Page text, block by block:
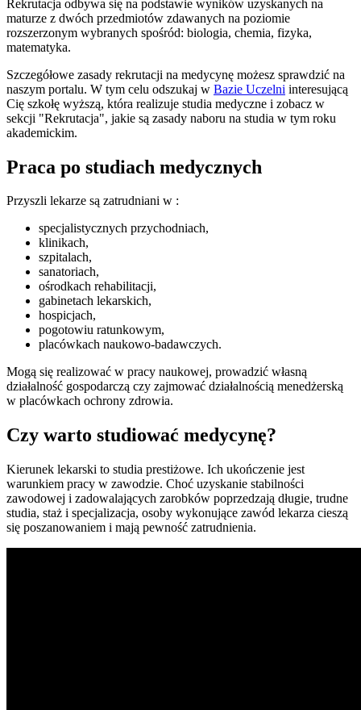
Rekrutacja odbywa się na podstawie wyników uzyskanych na
maturze z dwóch przedmiotów zdawanych na poziomie
rozszerzonym wybranych spośród: biologia, chemia, fizyka,
matematyka.
Szczegółowe zasady rekrutacji na medycynę możesz sprawdzić na
naszym portalu. W tym celu odszukaj w Bazie Uczelni interesującą
Cię szkołę wyższą, która realizuje studia medyczne i zobacz w
sekcji "Rekrutacja", jakie są zasady naboru na studia w tym roku
akademickim.
Praca po studiach medycznych
Przyszli lekarze są zatrudniani w :
specjalistycznych przychodniach,
klinikach,
szpitalach,
sanatoriach,
ośrodkach rehabilitacji,
gabinetach lekarskich,
hospicjach,
pogotowiu ratunkowym,
placówkach naukowo-badawczych.
Mogą się realizować w pracy naukowej, prowadzić własną
działalność gospodarczą czy zajmować działalnością menedżerską
w placówkach ochrony zdrowia.
Czy warto studiować medycynę?
Kierunek lekarski to studia prestiżowe. Ich ukończenie jest
warunkiem pracy w zawodzie. Choć uzyskanie stabilności
zawodowej i zadowalających zarobków poprzedzają długie, trudne
studia, staż i specjalizacja, osoby wykonujące zawód lekarza cieszą
się poszanowaniem i mają pewność zatrudnienia.